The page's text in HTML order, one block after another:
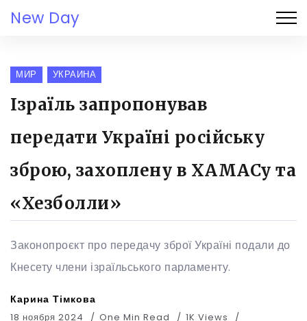
New Day
МИР УКРАИНА
Ізраїль запропонував
передати Україні російську
зброю, захоплену в ХАМАСу та
«Хезболли»
Законопроєкт про передачу зброї Україні подали до
Кнесету члени ізраїльського парламенту.
Карина Тімкова
18 ноября 2024 One Min Read
1K Views